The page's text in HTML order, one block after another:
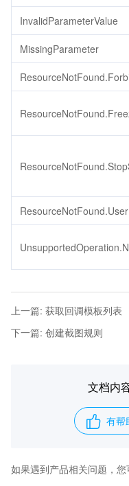
InvalidParameterValue
MissingParameter
上一篇: 获取回调模板列表
下一篇: 创建截图规则
文档内
有帮
如果遇到产品相关问题，您